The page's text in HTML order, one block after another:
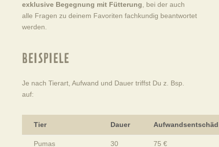
exklusive Begegnung mit Fütterung , bei der auch
alle Fragen zu deinem Favoriten fachkundig beantwortet
werden.
BEISPIELE
Je nach Tierart, Aufwand und Dauer triffst Du z. Bsp.
auf:
Tier Dauer
Pumas 30 75 €